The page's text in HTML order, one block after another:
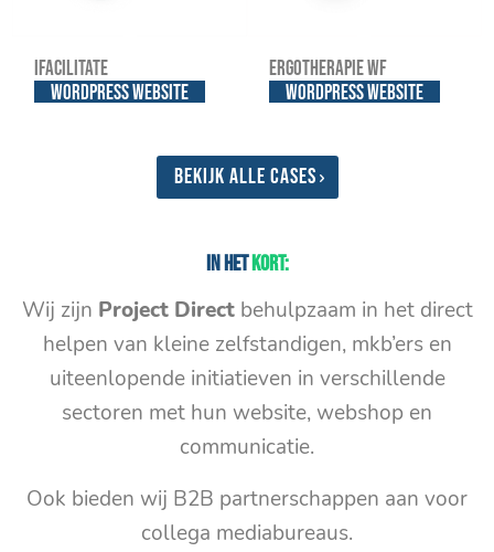
iFacilitate
WordPress website
Ergotherapie WF
WordPress website
Bekijk alle cases
In hetkort:
Wij zijn Project Direct behulpzaam in het direct
helpen van kleine zelfstandigen, mkb’ers en
uiteenlopende initiatieven in verschillende
sectoren met hun website, webshop en
communicatie.
Ook bieden wij B2B partnerschappen aan voor
collega mediabureaus.